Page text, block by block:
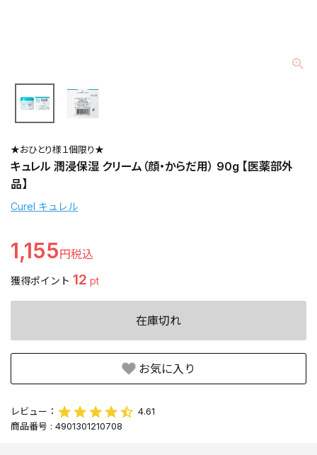
★おひとり様１個限り★
キュレル 潤浸保湿 クリーム（顔・からだ用） 90g 【医薬部外
品】
Curel キュレル
1,155
獲得ポイント 12 pt
在庫切れ
お気に入り
4.61
商品番号
4901301210708